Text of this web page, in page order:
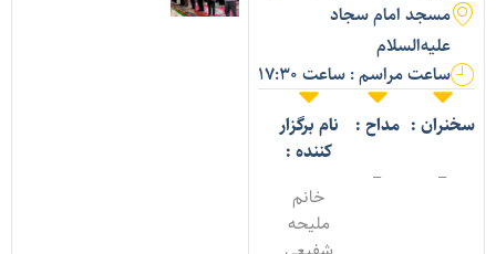
مسجد امام سجاد
علیه‌السلام
ساعت مراسم : ساعت 17:30
: مداح : نام برگزار
کننده :
خانم
ملیحه